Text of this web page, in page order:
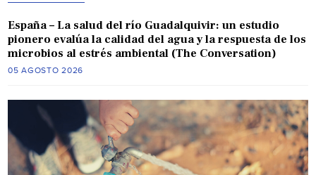
España – La salud del río Guadalquivir: un estudio
pionero evalúa la calidad del agua y la respuesta de los
microbios al estrés ambiental (The Conversation)
05 AGOSTO 2026